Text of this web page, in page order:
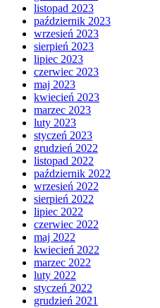
listopad 2023
październik 2023
wrzesień 2023
sierpień 2023
lipiec 2023
czerwiec 2023
maj 2023
kwiecień 2023
marzec 2023
luty 2023
styczeń 2023
grudzień 2022
listopad 2022
październik 2022
wrzesień 2022
sierpień 2022
lipiec 2022
czerwiec 2022
maj 2022
kwiecień 2022
marzec 2022
luty 2022
styczeń 2022
grudzień 2021